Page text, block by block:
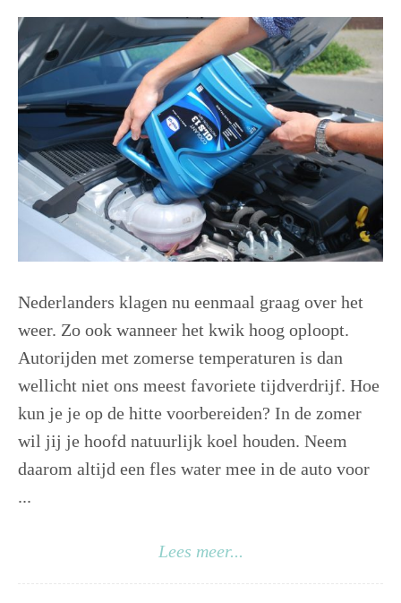
Nederlanders klagen nu eenmaal graag over het
weer. Zo ook wanneer het kwik hoog oploopt.
Autorijden met zomerse temperaturen is dan
wellicht niet ons meest favoriete tijdverdrijf. Hoe
kun je je op de hitte voorbereiden? In de zomer
wil jij je hoofd natuurlijk koel houden. Neem
daarom altijd een fles water mee in de auto voor
...
Lees meer...